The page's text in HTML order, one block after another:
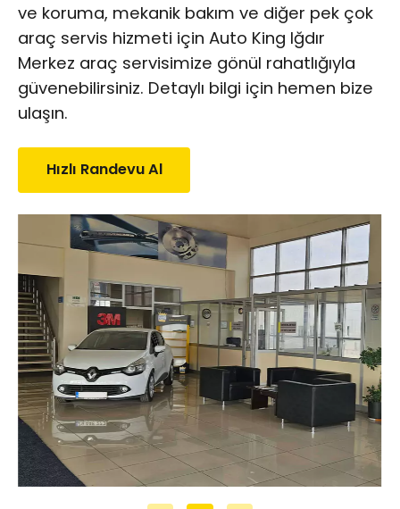
ve koruma, mekanik bakım ve diğer pek çok
araç servis hizmeti için Auto King Iğdır
Merkez araç servisimize gönül rahatlığıyla
güvenebilirsiniz. Detaylı bilgi için hemen bize
ulaşın.
Hızlı Randevu Al